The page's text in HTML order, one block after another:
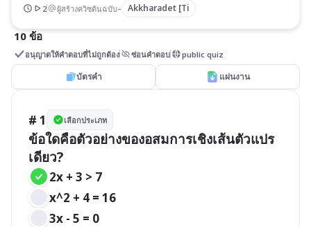
2 ผู้สร้างควิซต้นฉบับ- Akkharadet [Ti
10 ข้อ
อนุญาตให้คำตอบที่ไม่ถูกต้อง ซ่อนคำตอบ public quiz
บัตรคำ แผ่นงาน
# 1 เลือกประเภท
ข้อใดคือตัวอย่างของอสมการเชิงเส้นตัวแปร
เดียว?
2x + 3 > 7
x^2 + 4 = 16
3x - 5 = 0